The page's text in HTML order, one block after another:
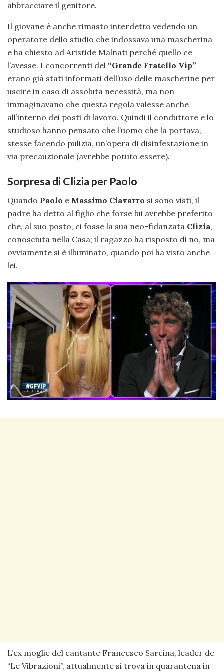
abbracciare il genitore.
Il giovane è anche rimasto interdetto vedendo un
operatore dello studio che indossava una mascherina
e ha chiesto ad Aristide Malnati perché quello ce
l’avesse. I concorrenti del “Grande Fratello Vip”
erano già stati informati dell’uso delle mascherine per
uscire in caso di assoluta necessità, ma non
immaginavano che questa regola valesse anche
all’interno dei posti di lavoro. Quindi il conduttore e lo
studioso hanno pensato che l’uomo che la portava,
stesse facendo pulizia, un’opera di disinfestazione in
via precauzionale (avrebbe potuto essere).
Sorpresa di Clizia per Paolo
Quando Paolo e Massimo Ciavarro si sono visti, il
padre ha detto al figlio che forse lui avrebbe preferito
che, al suo posto, ci fosse la sua neo-fidanzata Clizia,
conosciuta nella Casa; il ragazzo ha risposto di no, ma
ovviamente si è illuminato, quando poi ha visto anche
lei.
L’ex moglie del cantante Francesco Sarcina, leader de
“Le Vibrazioni”, attualmente si trova in quarantena in